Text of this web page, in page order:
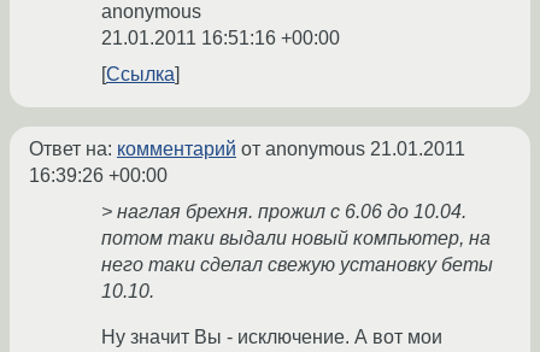
anonymous
21.01.2011 16:51:16 +00:00
Ссылка
Ответ на: комментарий от anonymous 21.01.2011
16:39:26 +00:00
> наглая брехня. прожил с 6.06 до 10.04.
потом таки выдали новый компьютер, на
него таки сделал свежую установку беты
10.10.
Ну значит Вы - исключение. А вот мои